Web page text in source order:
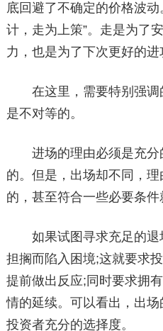
底回避了不确定的价格波
计，走为上策”。走是为了
力，也是为了下次更好的进
在这里，需要特别强调
是不对等的。
进场的理由必须是充分
的。但是，出场却不同，
的，甚至符合一些必要条件
如果试图寻求充足的退
担搁而陷入困境;这就要求
提前做出反应;同时要求拥
情的延续。可以看出，出
投资者充分的选择度。